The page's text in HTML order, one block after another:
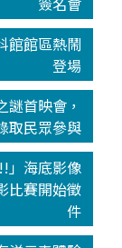
館館區熱鬧
登場
謎首映會，
取民眾參與
」海底影像
比賽開始徵
件